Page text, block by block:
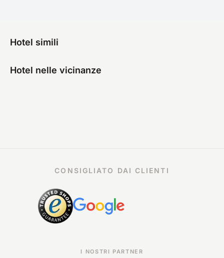
Hotel simili
Hotel nelle vicinanze
CONSIGLIATO DAI CLIENTI
I NOSTRI PARTNER